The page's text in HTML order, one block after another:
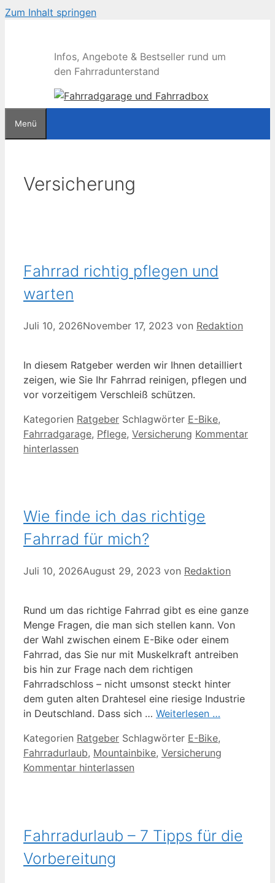
Zum Inhalt springen
Infos, Angebote & Bestseller rund um
den Fahrradunterstand
Menü
Versicherung
Fahrrad richtig pflegen und
warten
Juli 10, 2026November 17, 2023 von Redaktion
In diesem Ratgeber werden wir Ihnen detailliert
zeigen, wie Sie Ihr Fahrrad reinigen, pflegen und
vor vorzeitigem Verschleiß schützen.
Kategorien Ratgeber Schlagwörter E-Bike,
Fahrradgarage, Pflege, Versicherung Kommentar
hinterlassen
Wie finde ich das richtige
Fahrrad für mich?
Juli 10, 2026August 29, 2023 von Redaktion
Rund um das richtige Fahrrad gibt es eine ganze
Menge Fragen, die man sich stellen kann. Von
der Wahl zwischen einem E-Bike oder einem
Fahrrad, das Sie nur mit Muskelkraft antreiben
bis hin zur Frage nach dem richtigen
Fahrradschloss – nicht umsonst steckt hinter
dem guten alten Drahtesel eine riesige Industrie
in Deutschland. Dass sich … Weiterlesen …
Kategorien Ratgeber Schlagwörter E-Bike,
Fahrradurlaub, Mountainbike, Versicherung
Kommentar hinterlassen
Fahrradurlaub – 7 Tipps für die
Vorbereitung